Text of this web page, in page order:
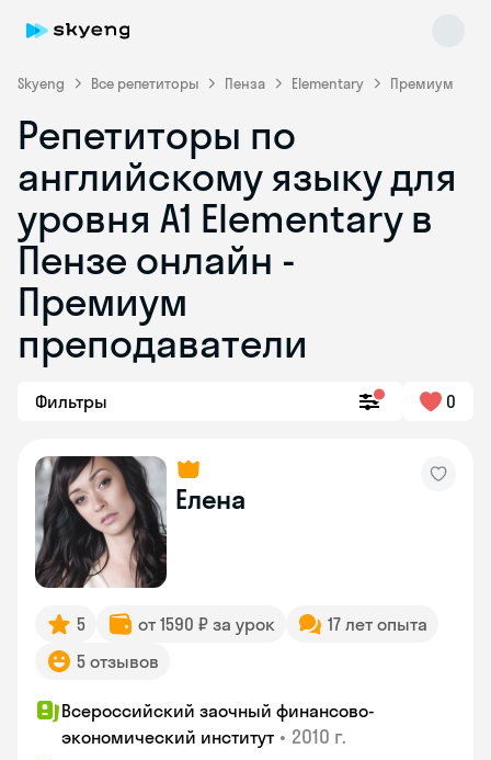
Skyeng Все репетиторы Пенза Elementary Премиум
Репетиторы по
английскому языку для
уровня A1 Elementary в
Пензе онлайн -
Премиум
преподаватели
Фильтры 0
Елена
5 от 1590 ₽ за урок
17 лет опыта
5 отзывов
Всероссийский заочный финансово-
экономический институт • 2010 г.
online